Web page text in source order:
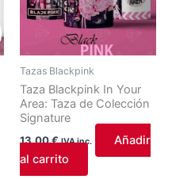
Tazas Blackpink
Taza Blackpink In Your
Area: Taza de Colección
Signature
13,00€ IVA inc.
Añadir
al carrito